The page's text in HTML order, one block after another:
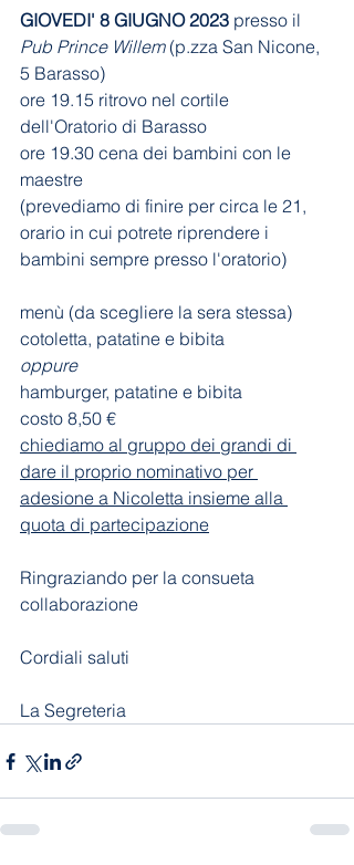
GIOVEDI' 8 GIUGNO 2023 presso il
Pub Prince Willem (p.zza San Nicone,
5 Barasso)
ore 19.15 ritrovo nel cortile
dell'Oratorio di Barasso
ore 19.30 cena dei bambini con le
maestre
(prevediamo di finire per circa le 21,
orario in cui potrete riprendere i
bambini sempre presso l'oratorio)
menù (da scegliere la sera stessa)
cotoletta, patatine e bibita
oppure
hamburger, patatine e bibita
costo 8,50 €
chiediamo al gruppo dei grandi di
dare il proprio nominativo per
adesione a Nicoletta insieme alla
quota di partecipazione
Ringraziando per la consueta
collaborazione
Cordiali saluti
La Segreteria